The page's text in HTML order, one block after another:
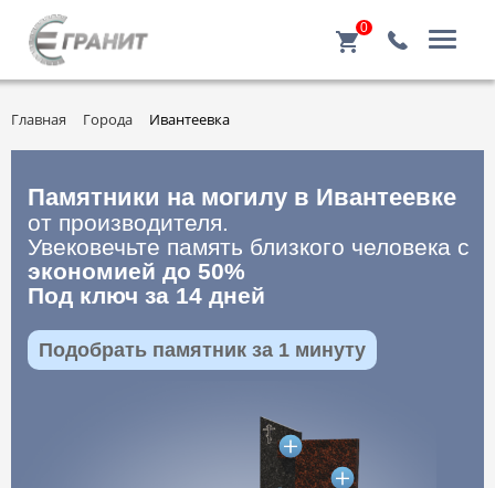
0
Главная Города Ивантеевка
Памятники на могилу в Ивантеевке
от производителя.
Увековечьте память близкого человека с
экономией до 50%
Под ключ за 14 дней
Подобрать памятник за 1 минуту